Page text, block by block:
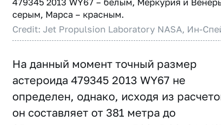
серым, Марса – красным.
Credit: Jet Propulsion Laboratory NASA, Ин-
На данный момент точный размер
астероида 479345 2013 WY67 не
определен, однако, исходя из
он составляет от 381 метра до